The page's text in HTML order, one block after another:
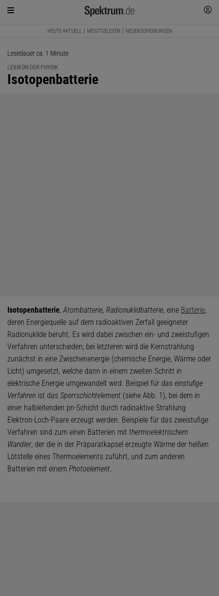
HEUTE AKTUELL MEISTGELESEN NEUERSCHEINUNGEN
Lesedauer ca. 1 Minute
LEXIKON DER PHYSIK
:
Isotopenbatterie
Isotopenbatterie,Atombatterie, Radionuklidbatterie, eine Batterie,
deren Energiequelle auf dem radioaktiven Zerfall geeigneter
Radionuklide beruht. Es wird dabei zwischen ein- und zweistufigen
Verfahren unterschieden; bei letzteren wird die Kernstrahlung
zunächst in eine Zwischenenergie (chemische Energie, Wärme oder
Licht) umgesetzt, welche dann in einem zweiten Schritt in
elektrische Energie umgewandelt wird. Beispiel für das einstufige
Verfahren ist das Sperrschichtelement (siehe Abb. 1), bei dem in
einer halbleitenden pn-Schicht durch radioaktive Strahlung
Elektron-Loch-Paare erzeugt werden. Beispiele für das zweistufige
Verfahren sind zum einen Batterien mit thermoelektrischem
Wandler, der die in der Präparatkapsel erzeugte Wärme der heißen
Lötstelle eines Thermoelements zuführt, und zum anderen
Batterien mit einem Photoelement.